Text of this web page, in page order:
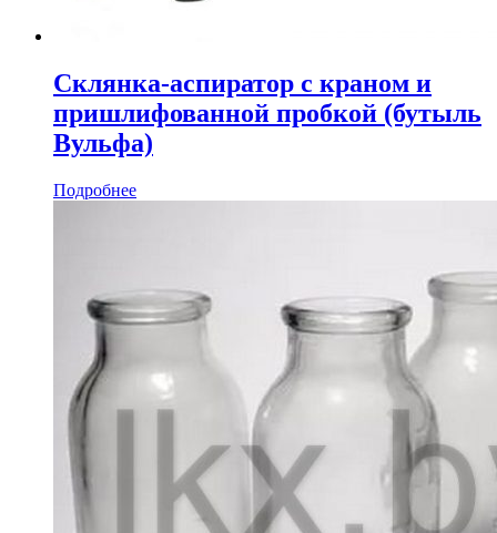
Склянка-аспиратор с краном и
пришлифованной пробкой (бутыль
Вульфа)
Подробнее